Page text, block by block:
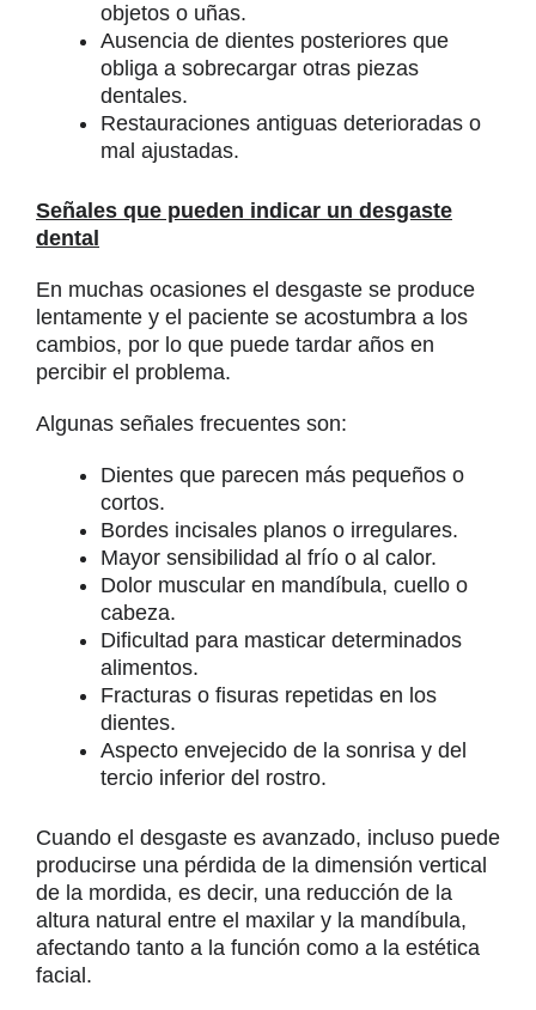
objetos o uñas.
Ausencia de dientes posteriores que
obliga a sobrecargar otras piezas
dentales.
Restauraciones antiguas deterioradas o
mal ajustadas.
Señales que pueden indicar un desgaste
dental
En muchas ocasiones el desgaste se produce
lentamente y el paciente se acostumbra a los
cambios, por lo que puede tardar años en
percibir el problema.
Algunas señales frecuentes son:
Dientes que parecen más pequeños o
cortos.
Bordes incisales planos o irregulares.
Mayor sensibilidad al frío o al calor.
Dolor muscular en mandíbula, cuello o
cabeza.
Dificultad para masticar determinados
alimentos.
Fracturas o fisuras repetidas en los
dientes.
Aspecto envejecido de la sonrisa y del
tercio inferior del rostro.
Cuando el desgaste es avanzado, incluso puede
producirse una pérdida de la dimensión vertical
de la mordida, es decir, una reducción de la
altura natural entre el maxilar y la mandíbula,
afectando tanto a la función como a la estética
facial.